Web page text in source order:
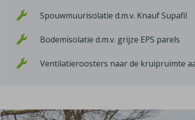
Spouwmuurisolatie d.m.v. Knauf Supafil
Bodemisolatie d.m.v. grijze EPS parels
Ventilatieroosters naar de kruipruimte